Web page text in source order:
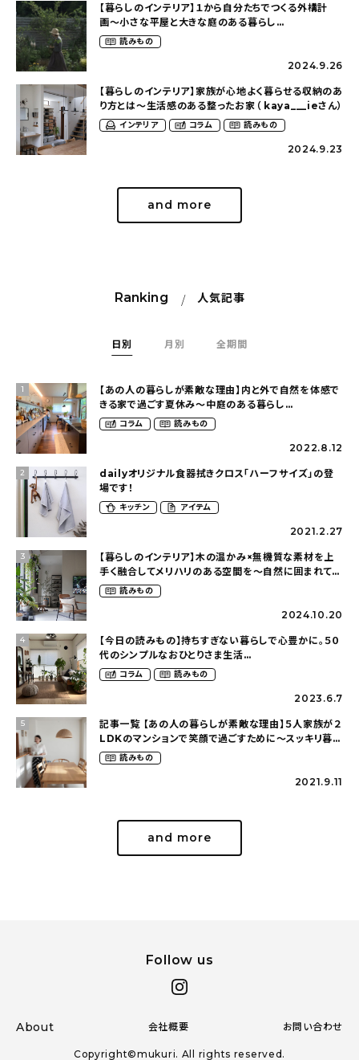
【暮らしのインテリア】１から自分たちでつくる外構計
画〜小さな平屋と大きな庭のある暮らし
（tsumikiniwaさん）
読みもの
2024.9.26
【暮らしのインテリア】家族が心地よく暮らせる収納のあ
り方とは〜生活感のある整ったお家（ kaya___ieさん）
インテリア コラム 読みもの
2024.9.23
and more
Ranking 人気記事
日別 月別 全期間
1
【あの人の暮らしが素敵な理由】内と外で自然を体感で
きる家で過ごす夏休み〜中庭のある暮らし
（yume_2700さん）
コラム 読みもの
2022.8.12
2
dailyオリジナル食器拭きクロス「ハーフサイズ」の登
場です！
キッチン アイテム
2021.2.27
3
【暮らしのインテリア】木の温かみ×無機質な素材を上
手く融合してメリハリのある空間を〜自然に囲まれて暮
らす（ki_no_ieさん）
読みもの
2024.10.20
4
【今日の読みもの】持ちすぎない暮らしで心豊かに。５０
代のシンプルなおひとりさま生活
（ohitorisama_kurasiさん）
コラム 読みもの
2023.6.7
5
記事一覧 【あの人の暮らしが素敵な理由】５人家族が２
LDKのマンションで笑顔で過ごすために〜スッキリ暮ら
す（hm_no.ieさん）
読みもの
2021.9.11
and more
Follow us
About 会社概要 お問い合わせ
Copyright©mukuri. All rights reserved.